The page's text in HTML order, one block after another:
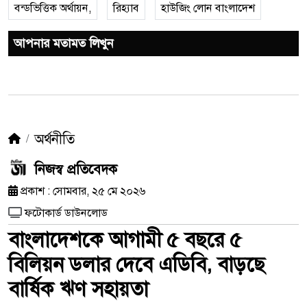
বন্ডভিত্তিক অর্থায়ন, রিহ্যাব হাউজিং লোন বাংলাদেশ
আপনার মতামত লিখুন
অর্থনীতি
নিজস্ব প্রতিবেদক
প্রকাশ : সোমবার, ২৫ মে ২০২৬
ফটোকার্ড ডাউনলোড
বাংলাদেশকে আগামী ৫ বছরে ৫
বিলিয়ন ডলার দেবে এডিবি, বাড়ছে
বার্ষিক ঋণ সহায়তা